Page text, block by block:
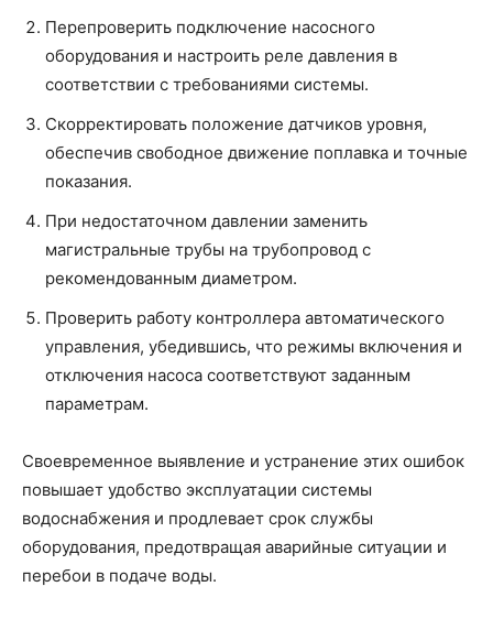
Перепроверить подключение насосного
оборудования и настроить реле давления в
соответствии с требованиями системы.
Скорректировать положение датчиков уровня,
обеспечив свободное движение поплавка и точные
показания.
При недостаточном давлении заменить
магистральные трубы на трубопровод с
рекомендованным диаметром.
Проверить работу контроллера автоматического
управления, убедившись, что режимы включения и
отключения насоса соответствуют заданным
параметрам.
Своевременное выявление и устранение этих ошибок
повышает удобство эксплуатации системы
водоснабжения и продлевает срок службы
оборудования, предотвращая аварийные ситуации и
перебои в подаче воды.